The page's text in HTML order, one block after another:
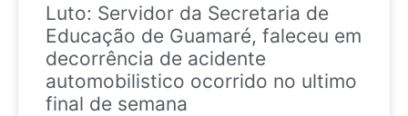
Luto: Servidor da Secretaria de
Educação de Guamaré, faleceu em
decorrência de acidente
automobilistico ocorrido no ultimo
final de semana